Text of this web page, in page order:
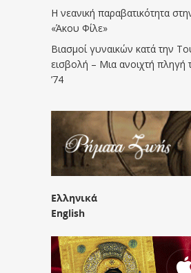
Η νεανική παραβατικότητα
«Άκου Φίλε»
Βιασμοί γυναικών κατά την
εισβολή – Μια ανοιχτή πληγή
’74
Ελληνικά
English